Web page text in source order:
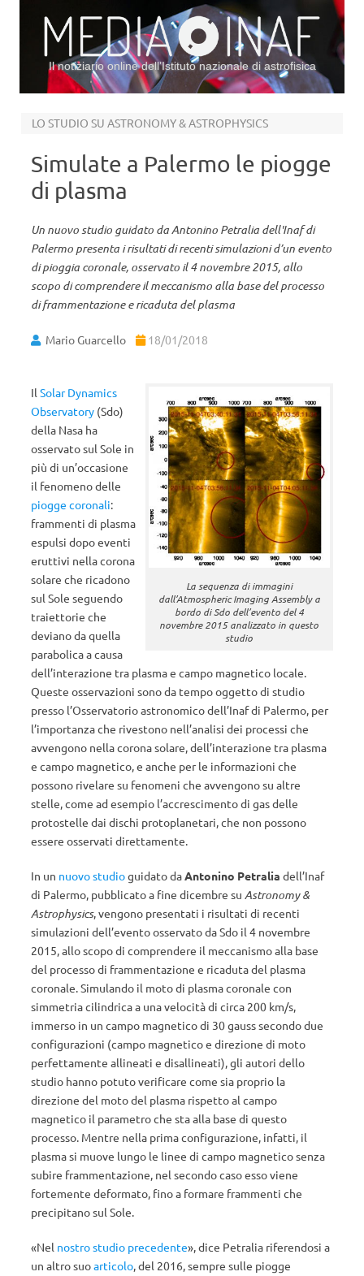
Il notiziario online dell’Istituto nazionale di astrofisica
LO STUDIO SU ASTRONOMY & ASTROPHYSICS
Simulate a Palermo le piogge
di plasma
Un nuovo studio guidato da Antonino Petralia dell'Inaf di
Palermo presenta i risultati di recenti simulazioni d’un evento
di pioggia coronale, osservato il 4 novembre 2015, allo
scopo di comprendere il meccanismo alla base del processo
di frammentazione e ricaduta del plasma
Mario Guarcello 18/01/2018
La sequenza di immagini
dall’Atmospheric Imaging Assembly a
bordo di Sdo dell’evento del 4
novembre 2015 analizzato in questo
studio
Il Solar Dynamics
Observatory (Sdo)
della Nasa ha
osservato sul Sole in
più di un’occasione
il fenomeno delle
piogge coronali:
frammenti di plasma
espulsi dopo eventi
eruttivi nella corona
solare che ricadono
sul Sole seguendo
traiettorie che
deviano da quella
parabolica a causa
dell’interazione tra plasma e campo magnetico locale.
Queste osservazioni sono da tempo oggetto di studio
presso l’Osservatorio astronomico dell’Inaf di Palermo, per
l’importanza che rivestono nell’analisi dei processi che
avvengono nella corona solare, dell’interazione tra plasma
e campo magnetico, e anche per le informazioni che
possono rivelare su fenomeni che avvengono su altre
stelle, come ad esempio l’accrescimento di gas delle
protostelle dai dischi protoplanetari, che non possono
essere osservati direttamente.
In un nuovo studioguidato daAntonino Petralia dell’Inaf
di Palermo, pubblicato a fine dicembre su Astronomy &
Astrophysics, vengono presentati i risultati di recenti
simulazioni dell’evento osservato da Sdo il 4 novembre
2015, allo scopo di comprendere il meccanismo alla base
del processo di frammentazione e ricaduta del plasma
coronale. Simulando il moto di plasma coronale con
simmetria cilindrica a una velocità di circa 200 km/s,
immerso in un campo magnetico di 30 gauss secondo due
configurazioni (campo magnetico e direzione di moto
perfettamente allineati e disallineati), gli autori dello
studio hanno potuto verificare come sia proprio la
direzione del moto del plasma rispetto al campo
magnetico il parametro che sta alla base di questo
processo. Mentre nella prima configurazione, infatti, il
plasma si muove lungo le linee di campo magnetico senza
subire frammentazione, nel secondo caso esso viene
fortemente deformato, fino a formare frammenti che
precipitano sul Sole.
«Nel nostro studio precedente», dice Petralia riferendosi a
un altro suoarticolo, del 2016, sempre sulle piogge